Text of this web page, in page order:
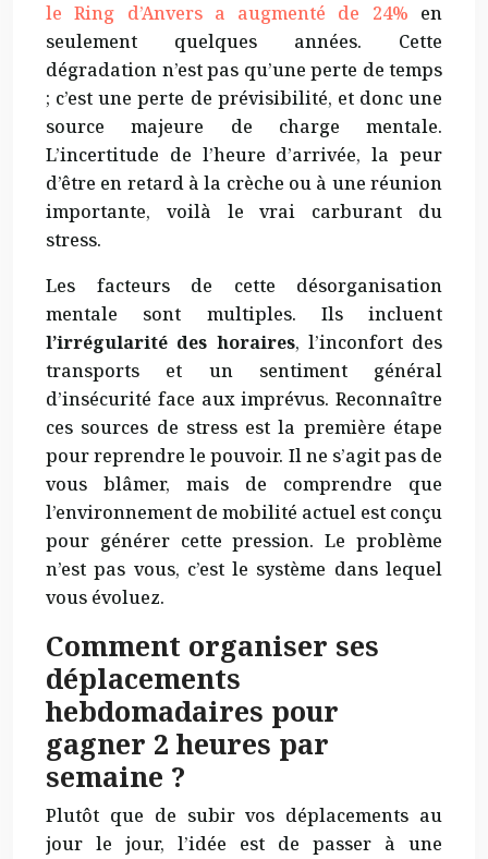
le Ring d’Anvers a augmenté de 24% en
seulement quelques années. Cette
dégradation n’est pas qu’une perte de temps
; c’est une perte de prévisibilité, et donc une
source majeure de charge mentale.
L’incertitude de l’heure d’arrivée, la peur
d’être en retard à la crèche ou à une réunion
importante, voilà le vrai carburant du
stress.
Les facteurs de cette désorganisation
mentale sont multiples. Ils incluent
l’irrégularité des horaires, l’inconfort des
transports et un sentiment général
d’insécurité face aux imprévus. Reconnaître
ces sources de stress est la première étape
pour reprendre le pouvoir. Il ne s’agit pas de
vous blâmer, mais de comprendre que
l’environnement de mobilité actuel est conçu
pour générer cette pression. Le problème
n’est pas vous, c’est le système dans lequel
vous évoluez.
Comment organiser ses
déplacements
hebdomadaires pour
gagner 2 heures par
semaine ?
Plutôt que de subir vos déplacements au
jour le jour, l’idée est de passer à une